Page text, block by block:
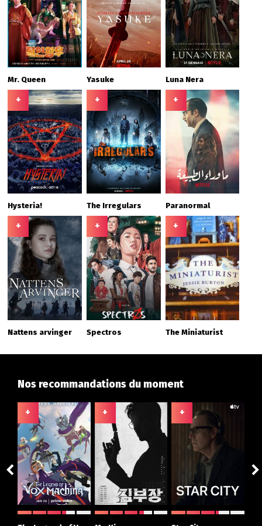
Mr. Queen Yasuke Luna Nera
+
Hysteria!
+
The Irregulars
+
Paranormal
+
Nattens arvinger
+
Spectros
+
The Miniaturist
Nos recommandations du moment
+ + +